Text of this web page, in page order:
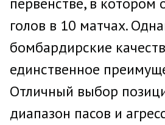
голов в 10 матчах.
бомбардирские
единственное
Отличный выбор
диапазон пасов и